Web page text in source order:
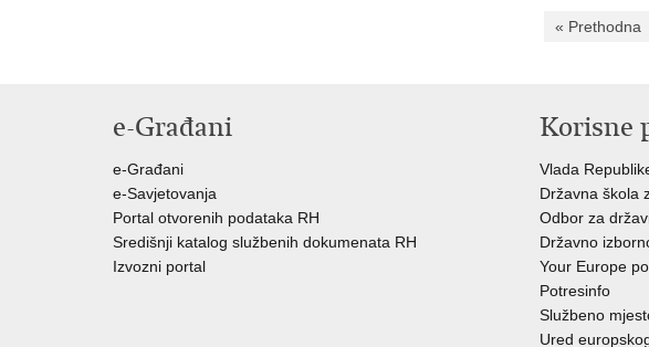
« Prethodna
e-Građani
e-Građani
e-Savjetovanja
Portal otvorenih podataka RH
Središnji katalog službenih dokumenata RH
Izvozni portal
Korisne
Vlada
Državna škola
Odbor za
Državno
Your Europe
Potresinfo
Službeno
Ured